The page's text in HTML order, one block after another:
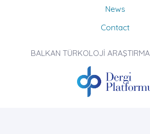
News
Contact
BALKAN TÜRKOLOJİ